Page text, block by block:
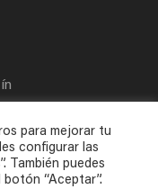
para mejorar tu
configurar las
También puedes
“Aceptar”.